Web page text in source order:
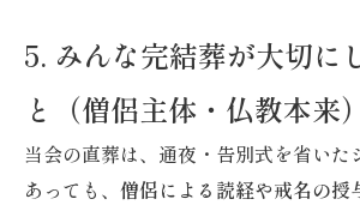
5. みんな完結葬が大切に
と（僧侶主体・仏教本来）
当会の直葬は、通夜・告別式を省いた
あっても、 僧侶による読経や戒名の授